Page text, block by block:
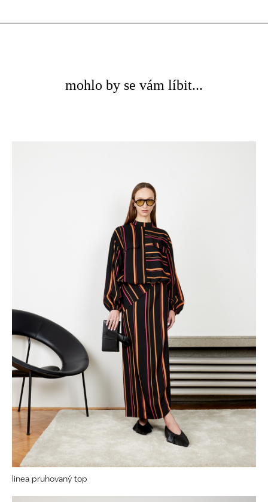
mohlo by se vám líbit...
linea pruhovaný top